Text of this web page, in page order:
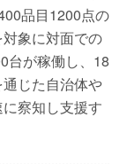
品目1200点の
象に対面での
台が稼働し、18
じた自治体や
察知し支援す